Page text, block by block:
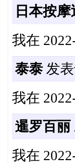
日本按
我在
泰泰发表
我在
暹罗百丽
我在